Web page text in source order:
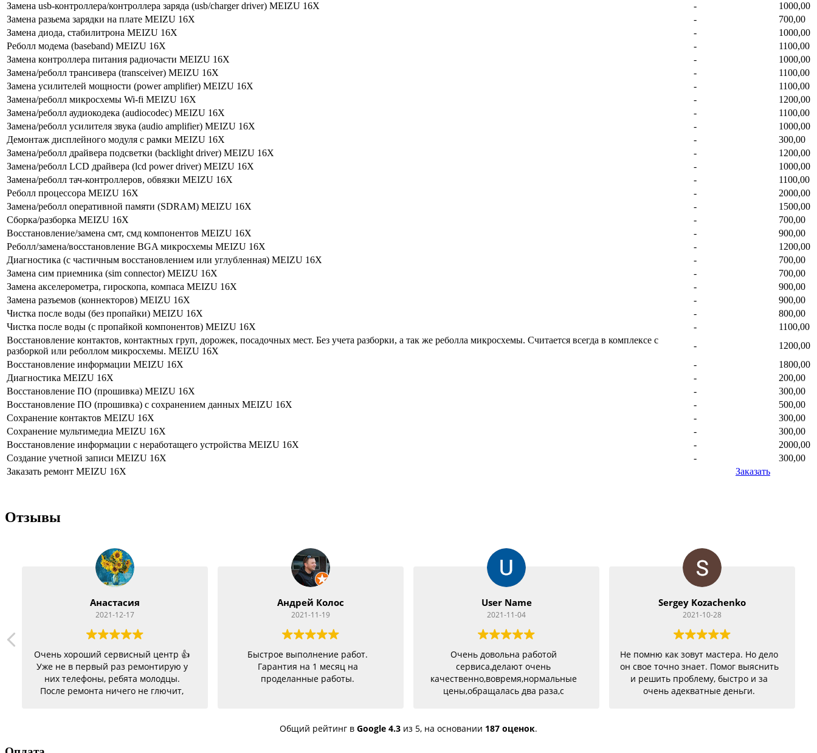
Замена usb-контроллерa/контроллера заряда (usb/charger driver) MEIZU 16X
-
1000,00
Замена разьема зарядки на плате MEIZU 16X
-
700,00
Замена диода, стабилитрона MEIZU 16X
-
1000,00
Реболл модема (baseband) MEIZU 16X
-
1100,00
Замена контроллера питания радиочасти MEIZU 16X
-
1000,00
Замена/реболл трансивера (transceiver) MEIZU 16X
-
1100,00
Замена усилителей мощности (power amplifier) MEIZU 16X
-
1100,00
Замена/реболл микросхемы Wi-fi MEIZU 16X
-
1200,00
Замена/реболл аудиокодека (audiocodec) MEIZU 16X
-
1100,00
Замена/реболл усилителя звука (audio amplifier) MEIZU 16X
-
1000,00
Демонтаж дисплейного модуля с рамки MEIZU 16X
-
300,00
Замена/реболл драйвера подсветки (backlight driver) MEIZU 16X
-
1200,00
Замена/реболл LCD драйвера (lcd power driver) MEIZU 16X
-
1000,00
Замена/реболл тач-контроллеров, обвязки MEIZU 16X
-
1100,00
Реболл процессора MEIZU 16X
-
2000,00
Замена/реболл onepaтивной памяти (SDRAM) MEIZU 16X
-
1500,00
Сборка/разборка MEIZU 16X
-
700,00
Восстановление/замена смт, смд компонентов MEIZU 16X
-
900,00
Реболл/замена/восстановление BGA микросхемы MEIZU 16X
-
1200,00
Диагностика (с частичным восстановлением или углубленная) MEIZU 16X
-
700,00
Замена сим приемника (sim connector) MEIZU 16X
-
700,00
Замена акселерометра, гироскопа, компаса MEIZU 16X
-
900,00
Замена разъемов (коннекторов) MEIZU 16X
-
900,00
Чистка после воды (без пропайки) MEIZU 16X
-
800,00
Чистка после воды (с пропайкой компонентов) MEIZU 16X
-
1100,00
Восстановление контактов, контактных груп, дорожек, посадочных мест. Без учета разборки, а так же реболла микросхемы. Считается всегда в комплексе с
разборкой или реболлом микросхемы. MEIZU 16X
-
1200,00
Восстановление информации MEIZU 16X
-
1800,00
Диагностика MEIZU 16X
-
200,00
Восстановление ПО (прошивка) MEIZU 16X
-
300,00
Восстановление ПО (прошивка) с сохранением данных MEIZU 16X
-
500,00
Сохранение контактов MEIZU 16X
-
300,00
Сохранение мультимедиа MEIZU 16X
-
300,00
Восстановление информации с неработащего устройства MEIZU 16X
-
2000,00
Создание учетной записи MEIZU 16X
-
300,00
Заказать ремонт MEIZU 16X
Заказать
Отзывы
Анастасия
2021-12-17
Очень хороший сервисный центр 👍
Уже не в первый раз ремонтирую у
них телефоны, ребята молодцы.
После ремонта ничего не глючит,
Андрей Колос
2021-11-19
Быстрое выполнение работ.
Гарантия на 1 месяц на
проделанные работы.
User Name
2021-11-04
Очень довольна работой
сервиса,делают очень
качественно,вовремя,нормальные
цены,обращалась два раза,с
устранены,советую!
Sergey Kozachenko
2021-10-28
Не помню как зовут мастера. Но дело
он свое точно знает. Помог выяснить
и решить проблему, быстро и за
очень адекватные деньги.
Общий рейтинг в Google 4.3 из 5, на основании 187 оценок.